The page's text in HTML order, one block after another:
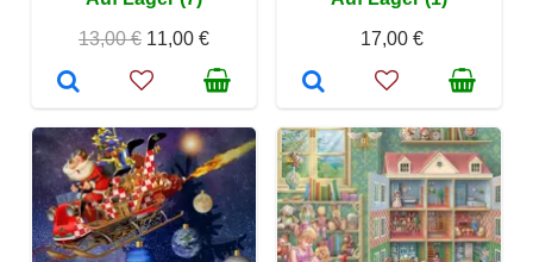
13,00 € 11,00 €
17,00 €